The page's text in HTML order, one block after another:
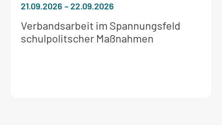
Weitere
Informationen
Verbandsarbeit im Spannungsfeld
schulpolitscher Maßnahmen
21.09.2026–22.09.2026